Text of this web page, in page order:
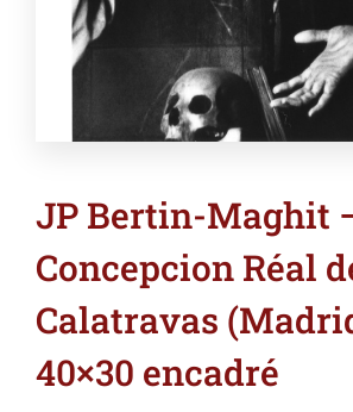
JP Bertin-Maghit
Concepcion Réal
Calatravas
40×30 encadré